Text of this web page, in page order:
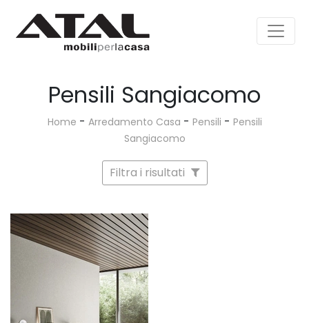
Pensili Sangiacomo
Home - Arredamento Casa - Pensili - Pensili
Sangiacomo
Filtra i risultati